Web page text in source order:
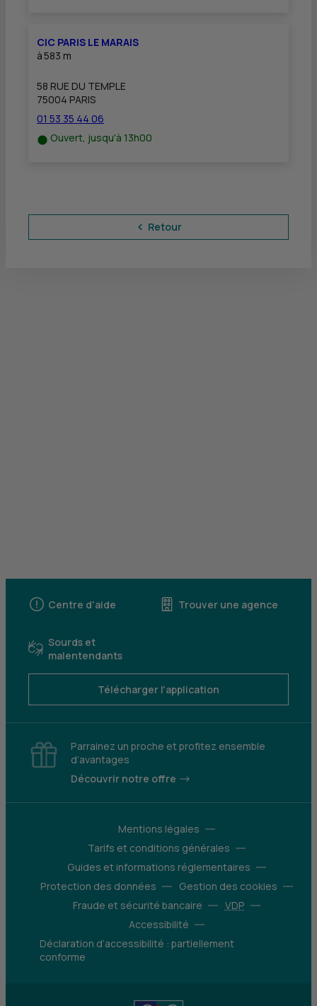
CIC PARIS LE MARAIS
à583 m
58 RUE DU TEMPLE
75004 PARIS
01 53 35 44 06
Ouvert, jusqu'à 13h00
Retour
Centre d'aide Trouver une agence
Sourds et
malentendants
Télécharger l'application
Parrainez un proche et profitez ensemble
d’avantages
Découvrir notre offre
Mentions légales
Tarifs et conditions générales
Guides et informations réglementaires
Protection des données
Gestion des cookies
Fraude et sécurité bancaire
VDP
Accessibilité
Déclaration d’accessibilité : partiellement
conforme